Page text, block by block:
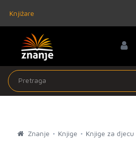
Knjižare
Znanje Knjige Knjige za djecu